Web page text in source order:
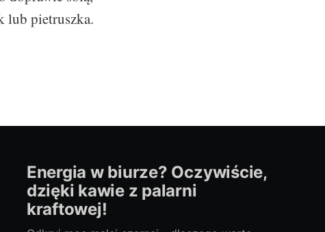
lub pietruszka.
Energia w biurze? Oczywiście,
dzięki kawie z palarni
kraftowej!